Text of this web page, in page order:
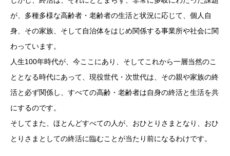
が、多種多様な高齢者・老齢者の生活と状況に応じて、個人自
身、その家族、そして自治体をはじめ関係する事業所や社会に関
わっています。
人生100年時代が、今ここにあり、そしてこれから一層当然のこ
ととなる時代にあって、現役世代・次世代は、その親や家族の終
活と必ず関係し、すべての高齢・老齢者は自身の終活と生活を共
にするのです。
そしてまた、ほとんどすべての人が、おひとりさまとなり、おひ
とりさまとしての終活に臨むことが当たり前になるわけです。